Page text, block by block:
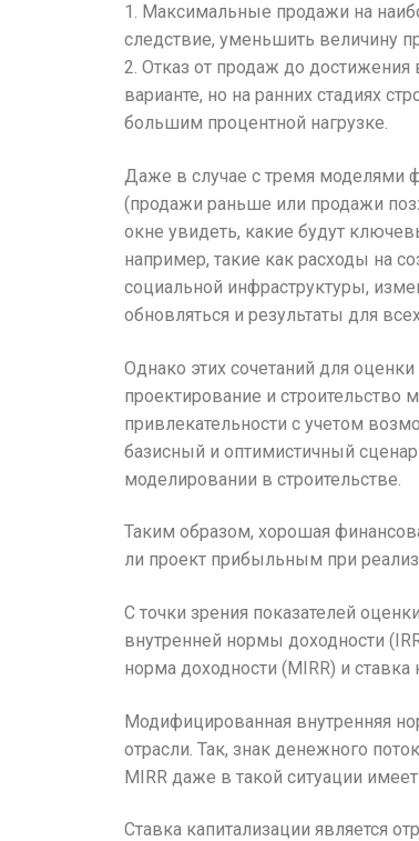
1. Максимальные продажи на
следствие, уменьшить величину
2. Отказ от продаж до
варианте, но на ранних стадиях
большим процентной нагрузке.
Даже в случае с тремя моделями
(продажи раньше или продажи
окне увидеть, какие будут
например, такие как расходы на
социальной инфраструктуры,
обновляться и результаты для
Однако этих сочетаний для
проектирование и
привлекательности с учетом
базисный и оптимистичный
моделировании в строительстве.
Таким образом, хорошая
ли проект прибыльным при
С точки зрения показателей
внутренней нормы доходности
норма доходности (MIRR) и ставка
Модифицированная внутренняя
отрасли. Так, знак денежного
MIRR даже в такой ситуации
Ставка капитализации является